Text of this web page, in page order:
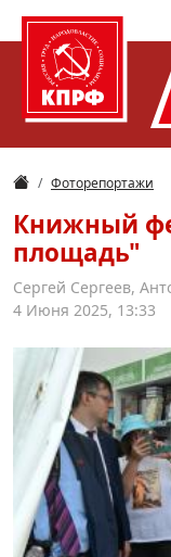
Фоторепортажи
Книжный
площадь"
Сергей Сергеев,
4 Июня 2025, 13:33